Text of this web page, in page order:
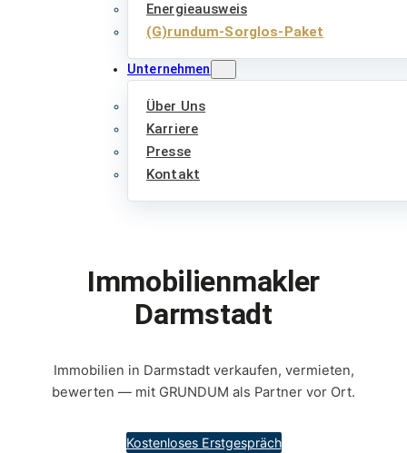
Energieausweis
(G)rundum-Sorglos-Paket
Unternehmen
Über Uns
Karriere
Presse
Kontakt
Immobilienmakler
Darmstadt
Immobilien in Darmstadt verkaufen, vermieten,
bewerten — mit GRUNDUM als Partner vor Ort.
Kostenloses Erstgespräch